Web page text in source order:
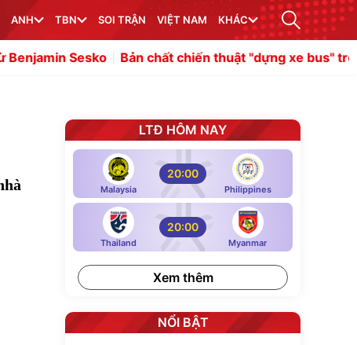
ANH TBN SOI TRẬN VIỆT NAM KHÁC
Bản chất chiến thuật "dựng xe bus" trong bóng đá
LTĐ HÔM NAY
Malaysia
20:00
Philippines
Thailand
20:00
Myanmar
Xem thêm
NỔI BẬT